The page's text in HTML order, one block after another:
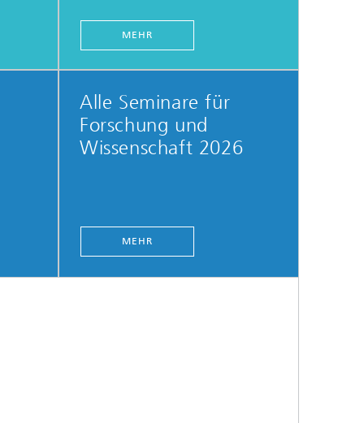
MEHR
Alle Seminare für
Forschung und
Wissenschaft 2026
MEHR